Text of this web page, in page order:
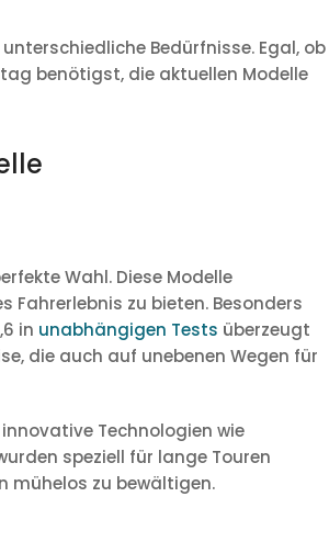
Bedürfnisse. Egal, ob
benötigst, die aktuellen Modelle
Wahl. Diese Modelle
Fahrerlebnis zu bieten. Besonders
in unabhängigen Tests überzeugt
die auch auf unebenen Wegen für
Technologien wie
speziell für lange Touren
mühelos zu bewältigen.